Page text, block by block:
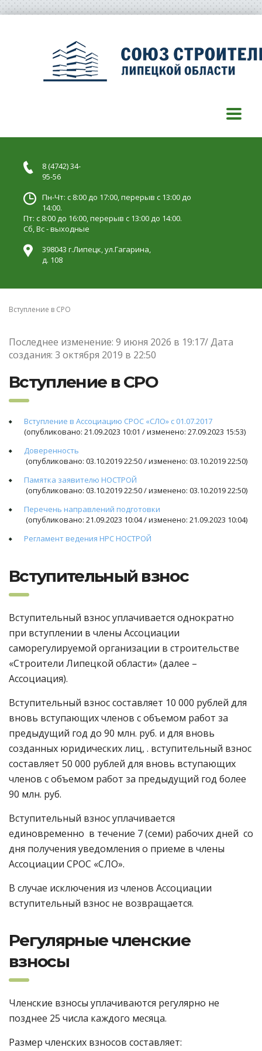
8 (4742) 34-
95-56
Пн-Чт: с 8:00 до 17:00, перерыв с 13:00 до
14:00.
Пт: с 8:00 до 16:00, перерыв с 13:00 до 14:00.
Сб, Вс - выходные
398043 г.Липецк, ул.Гагарина,
д. 108
Вступление в СРО
Последнее изменение: 9 июня 2026 в 19:17/ Дата
создания: 3 октября 2019 в 22:50
Вступление в СРО
Вступление в Ассоциацию СРОС «СЛО» c 01.07.2017
(опубликовано: 21.09.2023 10:01 / изменено: 27.09.2023 15:53)
Доверенность
(опубликовано: 03.10.2019 22:50 / изменено: 03.10.2019 22:50)
Памятка заявителю НОСТРОЙ
(опубликовано: 03.10.2019 22:50 / изменено: 03.10.2019 22:50)
Перечень направлений подготовки
(опубликовано: 21.09.2023 10:04 / изменено: 21.09.2023 10:04)
Регламент ведения НРС НОСТРОЙ
Вступительный взнос
Вступительный взнос уплачивается однократно
при вступлении в члены Ассоциации
саморегулируемой организации в строительстве
«Строители Липецкой области» (далее –
Ассоциация).
Вступительный взнос составляет 10 000 рублей для
вновь вступающих членов с объемом работ за
предыдущий год до 90 млн. руб. и для вновь
созданных юридических лиц, . вступительный взнос
составляет 50 000 рублей для вновь вступающих
членов с объемом работ за предыдущий год более
90 млн. руб.
Вступительный взнос уплачивается
единовременно в течение 7 (семи) рабочих дней со
дня получения уведомления о приеме в члены
Ассоциации СРОС «СЛО».
В случае исключения из членов Ассоциации
вступительный взнос не возвращается.
Регулярные членские
взносы
Членские взносы уплачиваются регулярно не
позднее 25 числа каждого месяца.
Размер членских взносов составляет: